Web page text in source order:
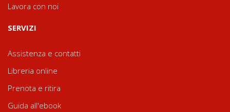
Lavora con noi
SERVIZI
Assistenza e contatti
Libreria online
Prenota e ritira
Guida all'ebook